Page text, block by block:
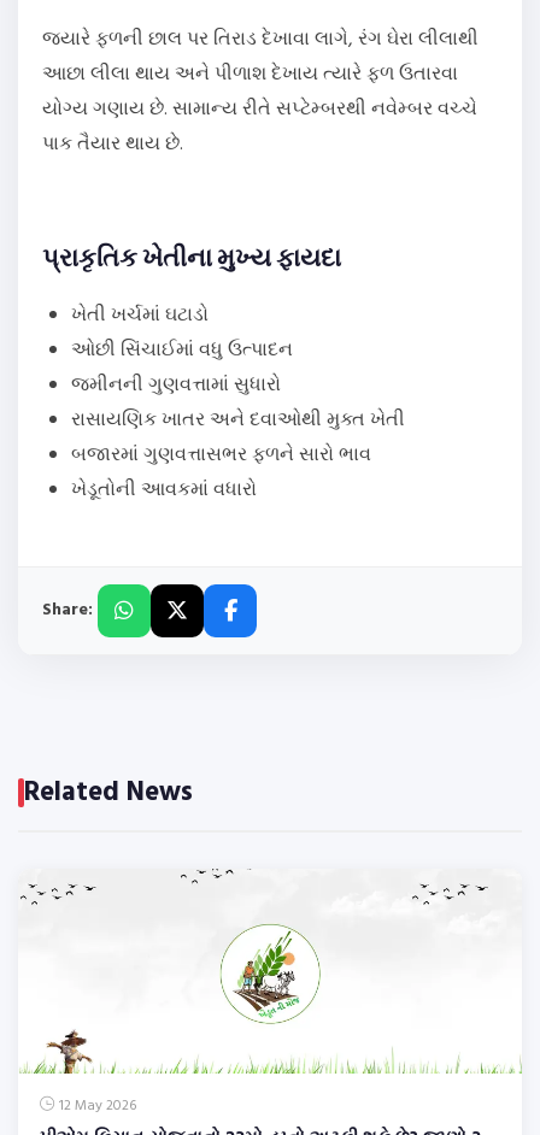
જ્યારે ફળની છાલ પર તિરાડ દેખાવા લાગે, રંગ ઘેરા લીલાથી
આછા લીલા થાય અને પીળાશ દેખાય ત્યારે ફળ ઉતારવા
યોગ્ય ગણાય છે. સામાન્ય રીતે સપ્ટેમ્બરથી નવેમ્બર વચ્ચે
પાક તૈયાર થાય છે.
પ્રાકૃતિક ખેતીના મુખ્ય ફાયદા
ખેતી ખર્ચમાં ઘટાડો
ઓછી સિંચાઈમાં વધુ ઉત્પાદન
જમીનની ગુણવત્તામાં સુધારો
રાસાયણિક ખાતર અને દવાઓથી મુક્ત ખેતી
બજારમાં ગુણવત્તાસભર ફળને સારો ભાવ
ખેડૂતોની આવકમાં વધારો
Share:
Related News
12 May 2026